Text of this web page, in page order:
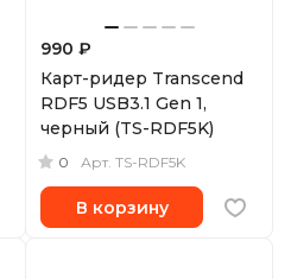
990 ₽
Карт-ридер Transcend
RDF5 USB3.1 Gen 1,
черный (TS-RDF5K)
0 Арт. TS-RDF5K
В корзину